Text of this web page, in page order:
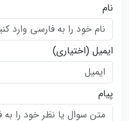
نام
ایمیل (اختیاری)
پیام